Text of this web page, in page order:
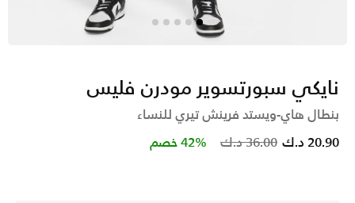
نايكي سبورتسوير مودرن فليس
بنطال هاي-ويستد فرينش تيري للنساء
Price reduced from
36.00 د.ك to 20.90 د.ك 42% خصم